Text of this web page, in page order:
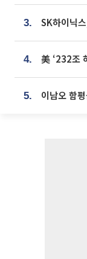
3.
4.
5. 이남오 함